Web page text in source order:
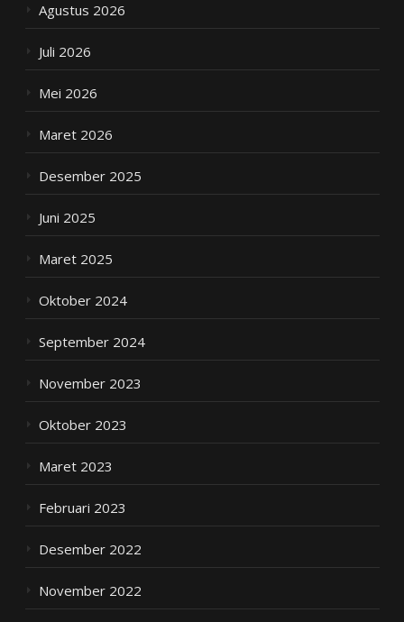
Agustus 2026
Juli 2026
Mei 2026
Maret 2026
Desember 2025
Juni 2025
Maret 2025
Oktober 2024
September 2024
November 2023
Oktober 2023
Maret 2023
Februari 2023
Desember 2022
November 2022